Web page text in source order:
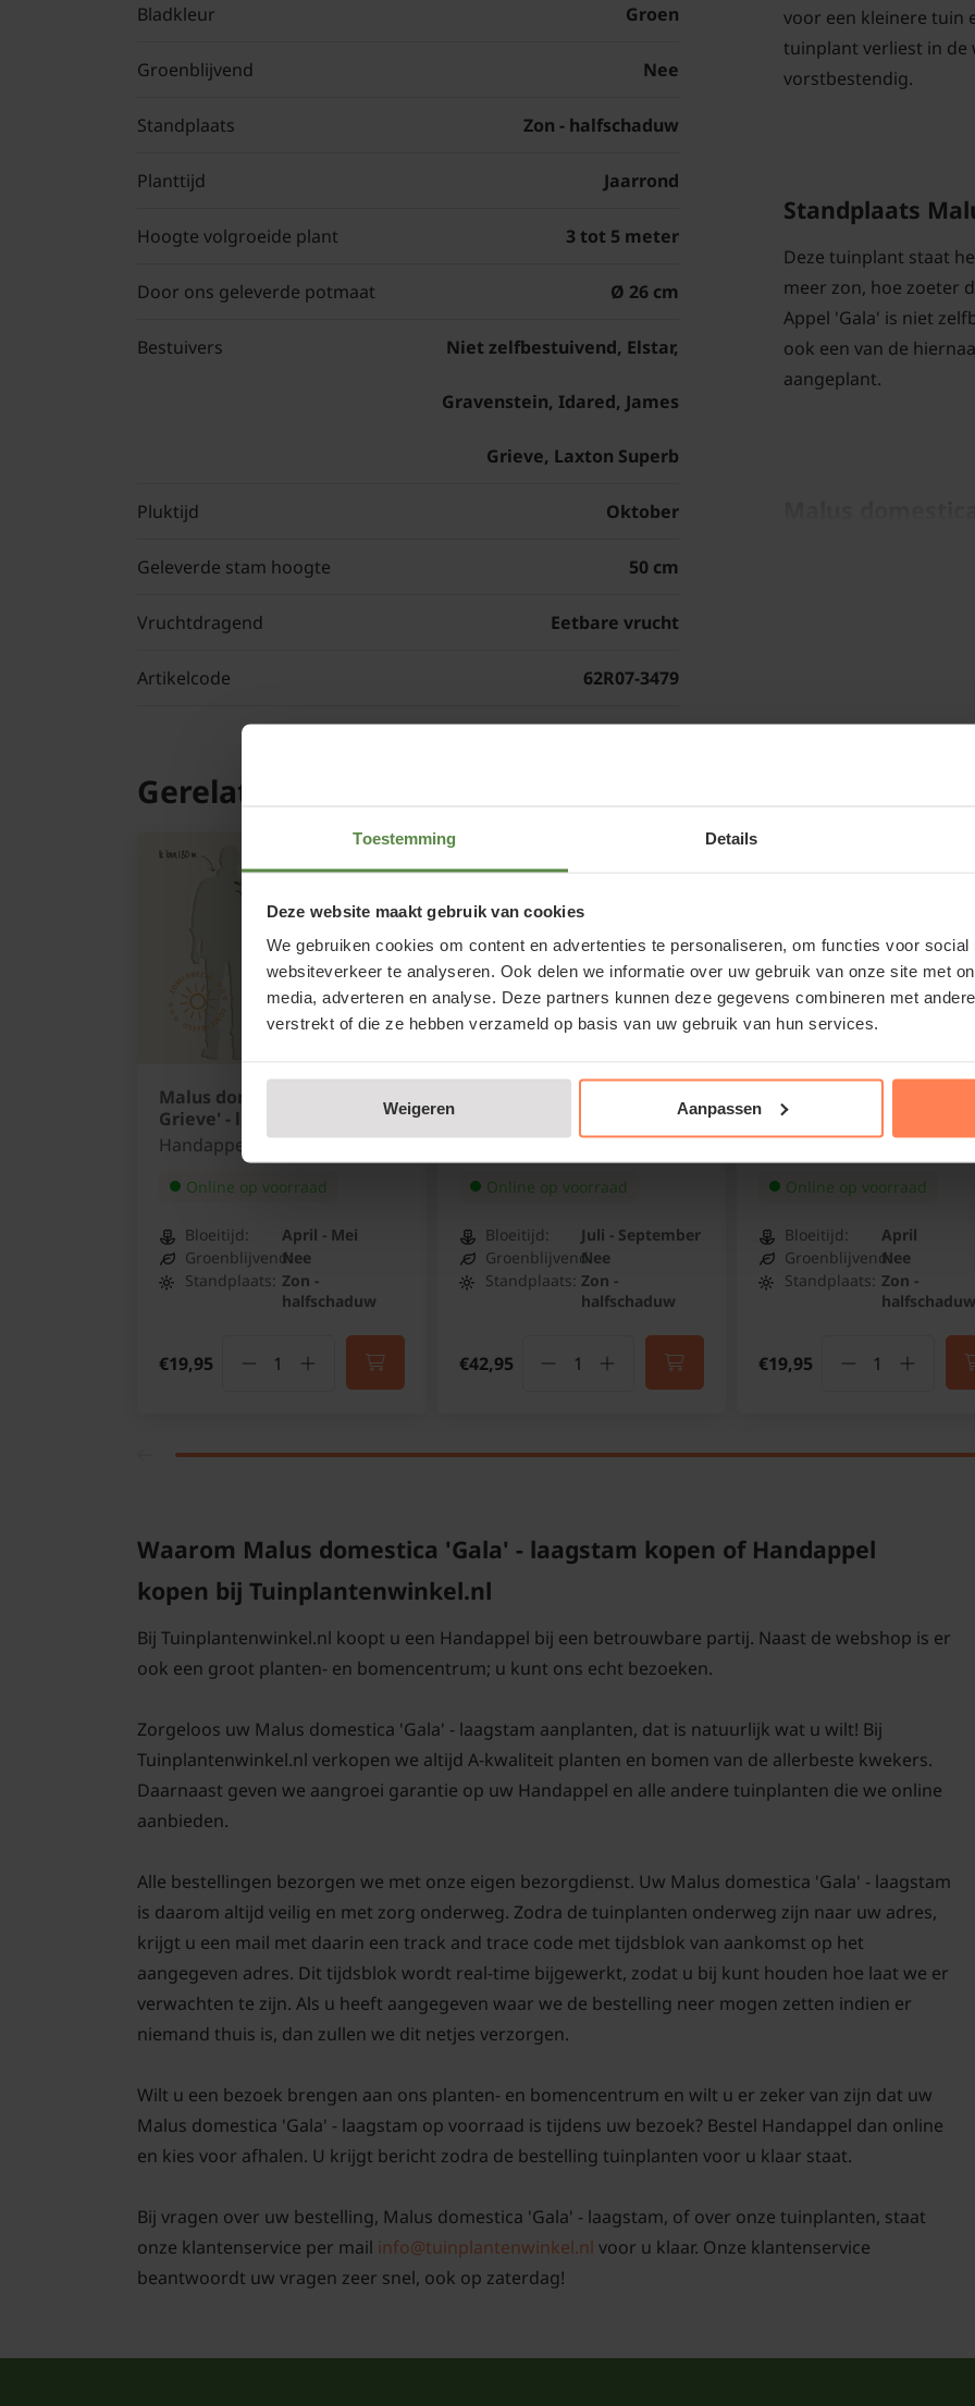
Toestemming Details
Deze website maakt gebruik van cookies
We gebruiken cookies om content en advertenties te personaliseren, om functies voor social
websiteverkeer te analyseren. Ook delen we informatie over uw gebruik van onze site met
media, adverteren en analyse. Deze partners kunnen deze gegevens combineren met
verstrekt of die ze hebben verzameld op basis van uw gebruik van hun services.
Weigeren Aanpassen
Bladkleur Groen
Groenblijvend Nee
Standplaats Zon - halfschaduw
Planttijd Jaarrond
Hoogte volgroeide plant 3 tot 5 meter
Door ons geleverde potmaat Ø 26 cm
Bestuivers Niet zelfbestuivend, Elstar,
Gravenstein, Idared, James
Grieve, Laxton Superb
Pluktijd Oktober
Geleverde stam hoogte 50 cm
Vruchtdragend Eetbare vrucht
Artikelcode 62R07-3479
voor een kleinere tuin
tuinplant verliest in de
vorstbestendig.
Standplaats
Deze tuinplant staat
meer zon, hoe zoeter
Appel 'Gala' is niet
ook een van de
aangeplant.
luchtig blijft, met een
de tuinplant bepaalt
elk jaar nieuwe takjes
overblijven worden
gebeuren, bij vorstvrij
kan omdat we al
herfst, winter, lente
Gerelateerde producten
Malus domestica 'James
Grieve' - laagstam
Handappel
Online op voorraad
Bloeitijd:
April - Mei
Groenblijvend:Nee
Standplaats: Zon -
halfschaduw
€19,95
Altheastruik
Online op voorraad
Bloeitijd:
Juli - September
Groenblijvend:Nee
Standplaats: Zon -
halfschaduw
€42,95
'Hauszwetsche' -
Pruim
Online op voorraad
Bloeitijd:
April
Groenblijvend:Nee
Standplaats: Zon -
halfschaduw
€19,95
Waarom Malus domestica 'Gala' - laagstam kopen of Handappel
kopen bij Tuinplantenwinkel.nl
Bij Tuinplantenwinkel.nl koopt u een Handappel bij een betrouwbare partij. Naast de webshop is er
ook een groot planten- en bomencentrum; u kunt ons echt bezoeken.
Zorgeloos uw Malus domestica 'Gala' - laagstam aanplanten, dat is natuurlijk wat u wilt! Bij
Tuinplantenwinkel.nl verkopen we altijd A-kwaliteit planten en bomen van de allerbeste kwekers.
Daarnaast geven we aangroei garantie op uw Handappel en alle andere tuinplanten die we online
aanbieden.
Alle bestellingen bezorgen we met onze eigen bezorgdienst. Uw Malus domestica 'Gala' - laagstam
is daarom altijd veilig en met zorg onderweg. Zodra de tuinplanten onderweg zijn naar uw adres,
krijgt u een mail met daarin een track and trace code met tijdsblok van aankomst op het
aangegeven adres. Dit tijdsblok wordt real-time bijgewerkt, zodat u bij kunt houden hoe laat we er
verwachten te zijn. Als u heeft aangegeven waar we de bestelling neer mogen zetten indien er
niemand thuis is, dan zullen we dit netjes verzorgen.
Wilt u een bezoek brengen aan ons planten- en bomencentrum en wilt u er zeker van zijn dat uw
Malus domestica 'Gala' - laagstam op voorraad is tijdens uw bezoek? Bestel Handappel dan online
en kies voor afhalen. U krijgt bericht zodra de bestelling tuinplanten voor u klaar staat.
Bij vragen over uw bestelling, Malus domestica 'Gala' - laagstam, of over onze tuinplanten, staat
onze klantenservice per mail info@tuinplantenwinkel.nl voor u klaar. Onze klantenservice
beantwoordt uw vragen zeer snel, ook op zaterdag!